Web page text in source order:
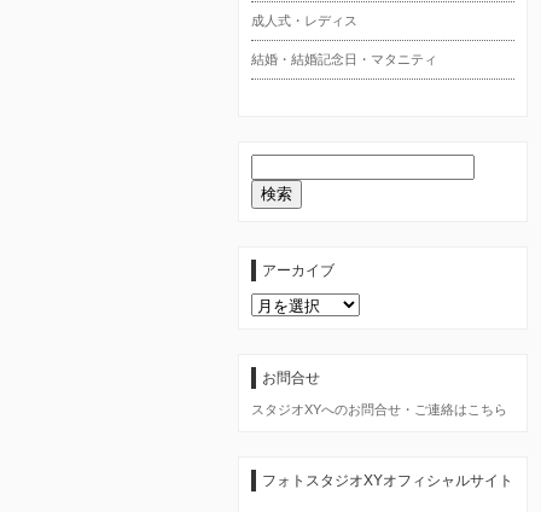
成人式・レディス
結婚・結婚記念日・マタニティ
アーカイブ
ア
ー
お問合せ
スタジオXYへのお問合せ・ご連絡はこちら
フォトスタジオXYオフィシャルサイト